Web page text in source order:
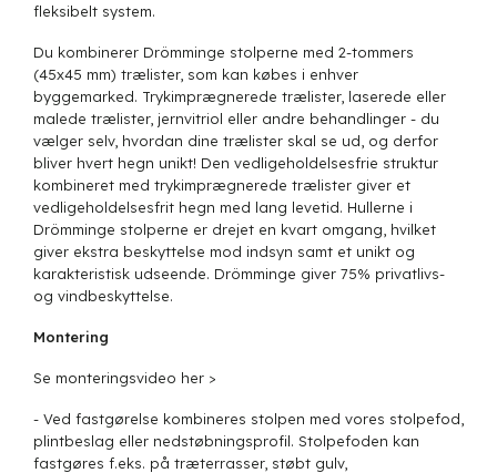
fleksibelt system.
Du kombinerer Drömminge stolperne med 2-tommers
(45x45 mm) trælister, som kan købes i enhver
byggemarked. Trykimprægnerede trælister, laserede eller
malede trælister, jernvitriol eller andre behandlinger - du
vælger selv, hvordan dine trælister skal se ud, og derfor
bliver hvert hegn unikt! Den vedligeholdelsesfrie struktur
kombineret med trykimprægnerede trælister giver et
vedligeholdelsesfrit hegn med lang levetid. Hullerne i
Drömminge stolperne er drejet en kvart omgang, hvilket
giver ekstra beskyttelse mod indsyn samt et unikt og
karakteristisk udseende. Drömminge giver 75% privatlivs-
og vindbeskyttelse.
Montering
Se monteringsvideo her >
- Ved fastgørelse kombineres stolpen med vores stolpefod,
plintbeslag eller nedstøbningsprofil. Stolpefoden kan
fastgøres f.eks. på træterrasser, støbt gulv,